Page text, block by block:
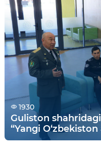
1930
Guliston
“Yangi
tayanchi, xalqimiz